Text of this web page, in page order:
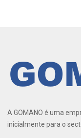
A GOMANO é uma
inicialmente para o